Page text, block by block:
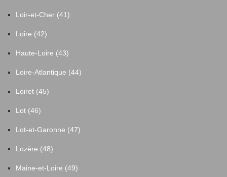
Loir-et-Cher (41)
Loire (42)
Haute-Loire (43)
Loire-Atlantique (44)
Loiret (45)
Lot (46)
Lot-et-Garonne (47)
Lozère (48)
Maine-et-Loire (49)